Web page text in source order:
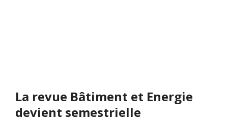
La revue Bâtiment et Energie
devient semestrielle